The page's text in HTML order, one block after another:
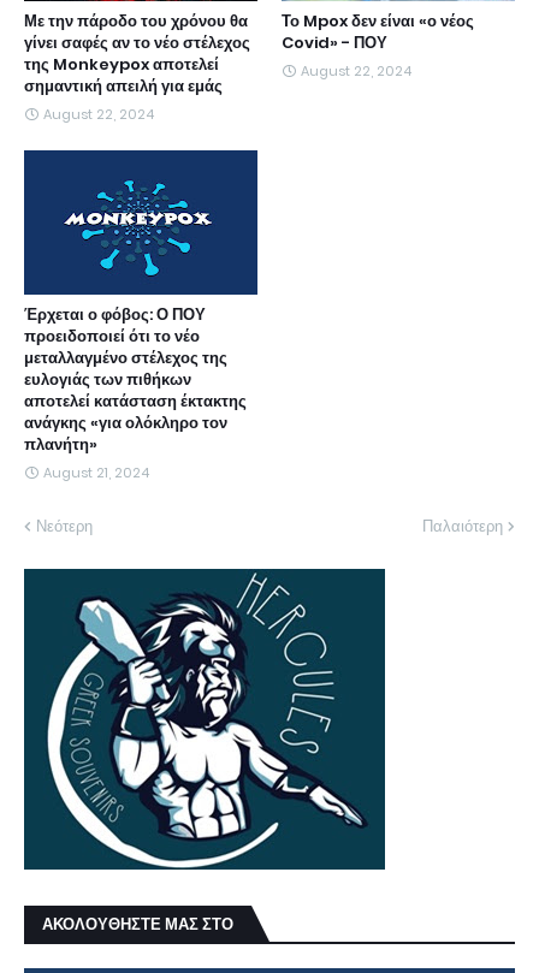
Με την πάροδο του χρόνου θα
γίνει σαφές αν το νέο στέλεχος
της Monkeypox αποτελεί
σημαντική απειλή για εμάς
August 22, 2024
Το Mpox δεν είναι «ο νέος
Covid» - ΠΟΥ
August 22, 2024
Έρχεται ο φόβος: Ο ΠΟΥ
προειδοποιεί ότι το νέο
μεταλλαγμένο στέλεχος της
ευλογιάς των πιθήκων
αποτελεί κατάσταση έκτακτης
ανάγκης «για ολόκληρο τον
πλανήτη»
August 21, 2024
Νεότερη Παλαιότερη
ΑΚΟΛΟΥΘΗΣΤΕ ΜΑΣ ΣΤΟ